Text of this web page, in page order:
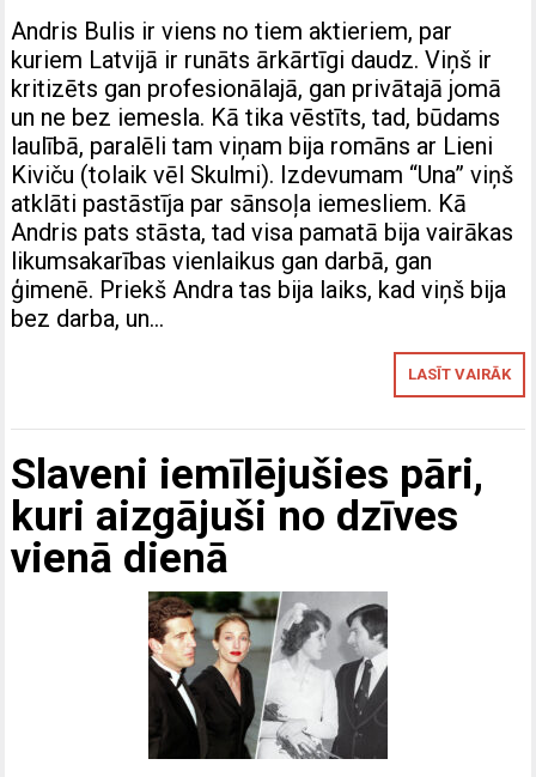
Andris Bulis ir viens no tiem aktieriem, par
kuriem Latvijā ir runāts ārkārtīgi daudz. Viņš ir
kritizēts gan profesionālajā, gan privātajā jomā
un ne bez iemesla. Kā tika vēstīts, tad, būdams
laulībā, paralēli tam viņam bija romāns ar Lieni
Kiviču (tolaik vēl Skulmi). Izdevumam “Una” viņš
atklāti pastāstīja par sānsoļa iemesliem. Kā
Andris pats stāsta, tad visa pamatā bija vairākas
likumsakarības vienlaikus gan darbā, gan
ģimenē. Priekš Andra tas bija laiks, kad viņš bija
bez darba, un…
LASĪT VAIRĀK
Slaveni iemīlējušies pāri,
kuri aizgājuši no dzīves
vienā dienā